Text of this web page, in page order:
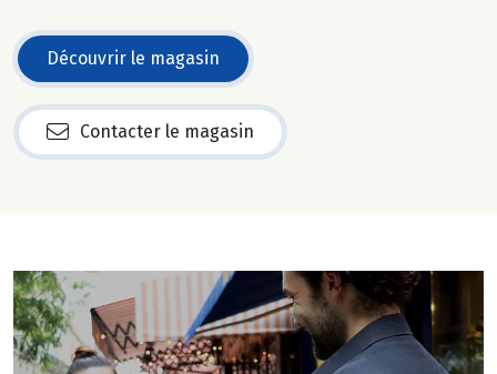
Découvrir le magasin
Contacter le magasin